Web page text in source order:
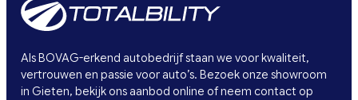
Als BOVAG-erkend autobedrijf staan we voor kwaliteit,
vertrouwen en passie voor auto’s. Bezoek onze showroom
in Gieten, bekijk ons aanbod online of neem contact op